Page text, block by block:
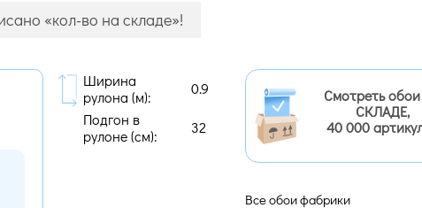
«кол-во на складе»!
Ширина
рулона (м):
0.9
Подгон в
рулоне (cм):
32
Смотреть
СКЛАДЕ,
40 000
Все обои фабрики